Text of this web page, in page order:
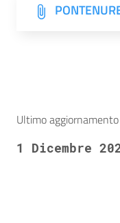
Ultimo aggiornamento
1 Dicembre